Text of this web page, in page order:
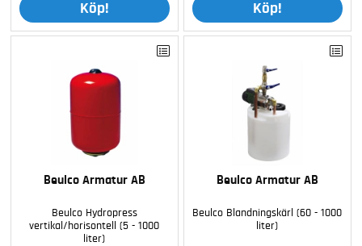
Köp! Köp!
Beulco Armatur AB
Beulco Hydropress
vertikal/horisontell (5 - 1000
liter)
Beulco Armatur AB
Beulco Blandningskärl (60 - 1000
liter)